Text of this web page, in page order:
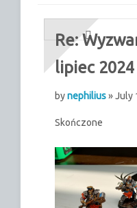
Re:
lipiec 2024
bynephilius» July
Skończone